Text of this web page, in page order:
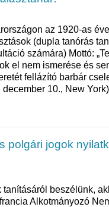
az 1920-as
(dupla tanórás
számára) Mottó:
el nem ismerése és
fellázító barbár
10., New
polgári jogok
tanításáról beszélünk,
Alkotmányozó